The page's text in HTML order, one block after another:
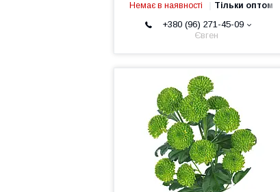
Немає в наявності Тільки оптом
+380 (96) 271-45-09
Євген